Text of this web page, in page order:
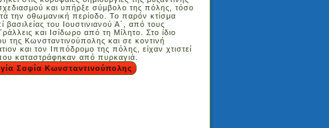
και υπήρξε σύμβολο της πόλης, τόσο
την οθωμανική περίοδο. Το παρόν κτίσμα
του Ιουστινιανού Α΄, από τους
και Ισίδωρο από τη Μίλητο. Στο ίδιο
της Κωνσταντινούπολης και σε κοντινή
και τον Ιππόδρομο της πόλης, είχαν χτιστεί
καταστράφηκαν από πυρκαγιά.
Σοφία Κωνσταντινούπολης